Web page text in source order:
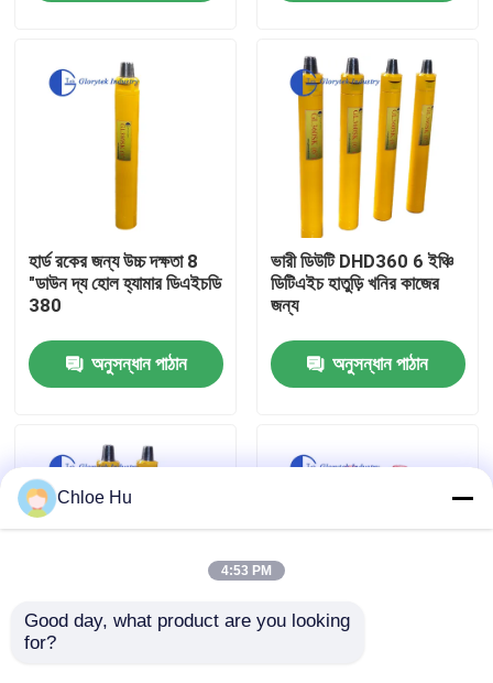
কারখানা ভ্রমণ
খবর
মামলা
উদ্ধৃতির জন্য আবেদন
হার্ড রকের জন্য উচ্চ দক্ষতা 8
"ডাউন দ্য হোল হ্যামার ডিএইচডি
380
অনুসন্ধান পাঠান
ভারী ডিউটি DHD360 6 ইঞ্চি
ডিটিএইচ হাতুড়ি খনির কাজের
জন্য
অনুসন্ধান পাঠান
উচ্চ চাপ 6" DHD360 ডাউন
Chloe Hu
4:53 PM
Good day, what product are you looking
for?